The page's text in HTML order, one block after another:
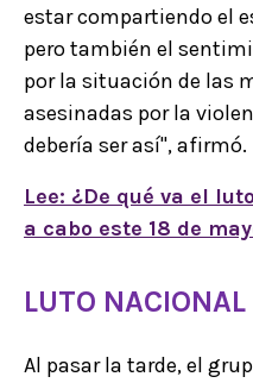
estar compartiendo el
pero también el
por la situación de las
asesinadas por la
debería ser así", afirmó.
Lee: ¿De qué va el
a cabo este 18 de
LUTO NACIONAL
Al pasar la tarde, el